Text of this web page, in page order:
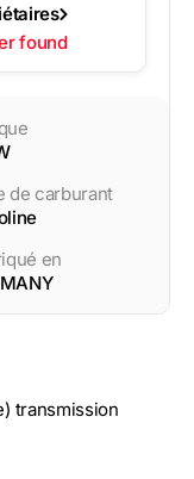
found
de carburant
en
transmission